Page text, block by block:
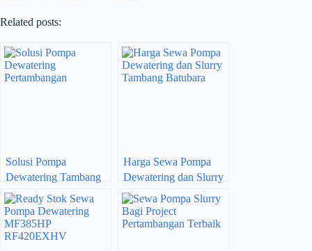
Related posts:
Solusi Pompa
Dewatering Tambang
Batubara Berkualitas
Harga Sewa Pompa
Dewatering dan Slurry
Tambang Batubara